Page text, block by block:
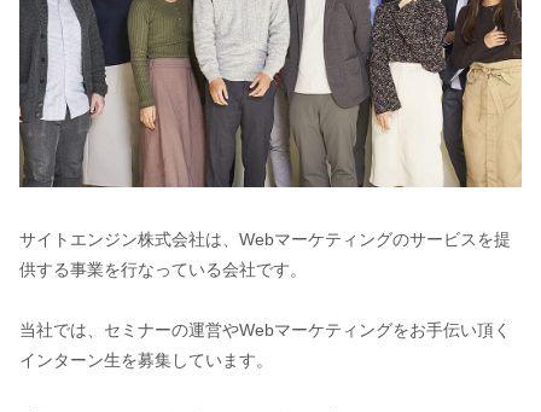
サイトエンジン株式会社は、Webマーケティングのサービスを提
供する事業を行なっている会社です。
当社では、セミナーの運営やWebマーケティングをお手伝い頂く
インターン生を募集しています。